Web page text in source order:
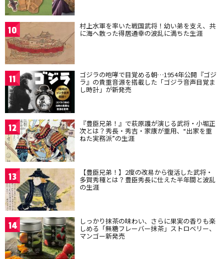
10 村上水軍を率いた戦国武将！幼い弟を支え、共
に海へ散った得居通幸の波乱に満ちた生涯
11 ゴジラの咆哮で目覚める朝…1954年公開『ゴジ
ラ』の貴重音源を搭載した「ゴジラ音声目覚ま
し時計」が新発売
12 『豊臣兄弟！』で萩原護が演じる武将・小堀正
次とは？秀長・秀吉・家康が重用、“出家を重
ねた実務派”の生涯
13 【豊臣兄弟！】2度の改易から復活した武将・
多賀秀種とは？豊臣秀長に仕えた半年間と波乱
の生涯
14 しっかり抹茶の味わい、さらに果実の香りも楽
しめる「無糖フレーバー抹茶」ストロベリー、
マンゴー新発売